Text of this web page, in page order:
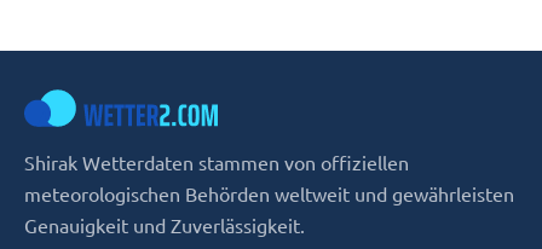
Shirak Wetterdaten stammen von offiziellen
meteorologischen Behörden weltweit und gewährleisten
Genauigkeit und Zuverlässigkeit.